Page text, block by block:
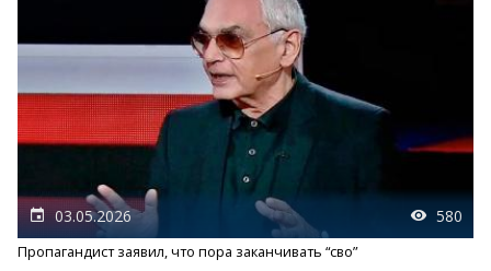
03.05.2026 580
Пропагандист заявил, что пора заканчивать “сво”